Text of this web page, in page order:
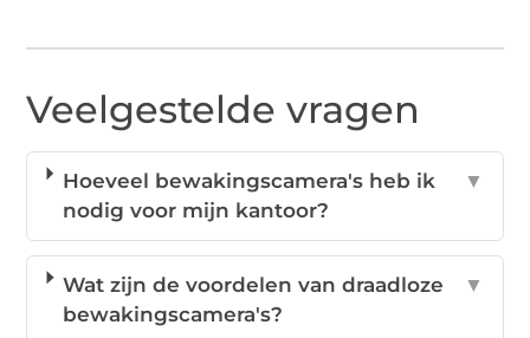
Veelgestelde vragen
Hoeveel bewakingscamera's heb ik
nodig voor mijn kantoor?
▼
Wat zijn de voordelen van draadloze
bewakingscamera's?
▼